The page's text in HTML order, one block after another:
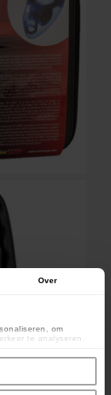
Over
om
te analyseren.
deze gegevens
of die ze hebben